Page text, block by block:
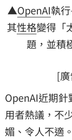
▲OpenAI執
其性格變得「
題 ，並積
[
OpenAI近期針
用者熱議，不
媚、令人不適